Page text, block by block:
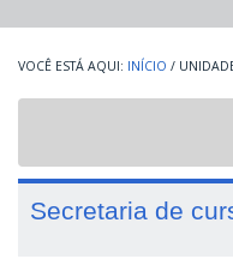
INÍCIO /
Secretaria de